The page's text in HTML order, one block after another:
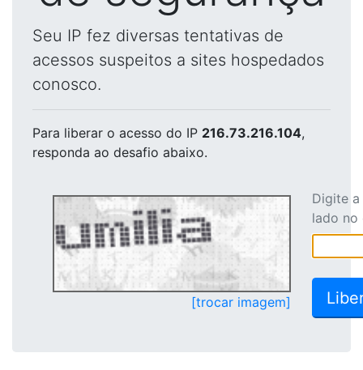
Seu IP fez diversas tentativas de
acessos suspeitos a sites hospedados
conosco.
Para liberar o acesso do IP 216.73.216.104,
responda ao desafio abaixo.
[trocar imagem]
Digite
lado no